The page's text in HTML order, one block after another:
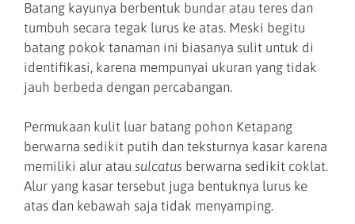
Batang kayunya berbentuk bundar atau teres dan
tumbuh secara tegak lurus ke atas. Meski begitu
batang pokok tanaman ini biasanya sulit untuk di
identifikasi, karena mempunyai ukuran yang tidak
jauh berbeda dengan percabangan.
Permukaan kulit luar batang pohon Ketapang
berwarna sedikit putih dan teksturnya kasar karena
memiliki alur atau sulcatus berwarna sedikit coklat.
Alur yang kasar tersebut juga bentuknya lurus ke
atas dan kebawah saja tidak menyamping.